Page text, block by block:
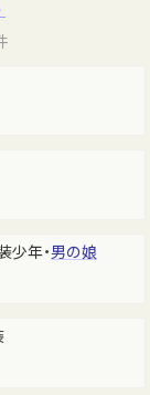
少年・男の娘